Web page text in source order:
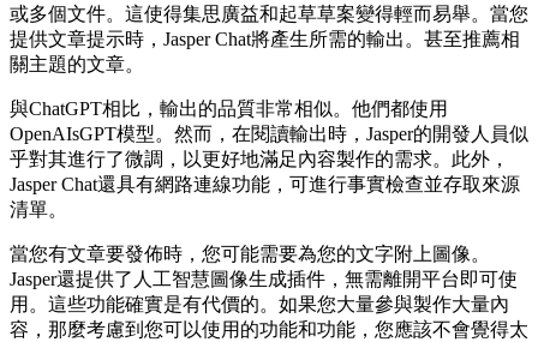
或多個文件。這使得集思廣益和起草草案變得輕而易舉。當您
提供文章提示時，Jasper Chat將產生所需的輸出。甚至推薦相
關主題的文章。
與ChatGPT相比，輸出的品質非常相似。他們都使用
OpenAIsGPT模型。然而，在閱讀輸出時，Jasper的開發人員似
乎對其進行了微調，以更好地滿足內容製作的需求。此外，
Jasper Chat還具有網路連線功能，可進行事實檢查並存取來源
清單。
當您有文章要發佈時，您可能需要為您的文字附上圖像。
Jasper還提供了人工智慧圖像生成插件，無需離開平台即可使
用。這些功能確實是有代價的。如果您大量參與製作大量內
容，那麼考慮到您可以使用的功能和功能，您應該不會覺得太